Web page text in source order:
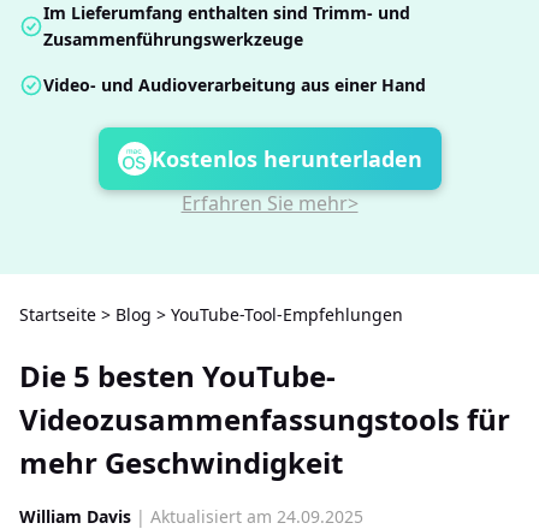
Im Lieferumfang enthalten sind Trimm- und
Zusammenführungswerkzeuge
Video- und Audioverarbeitung aus einer Hand
Kostenlos herunterladen
Erfahren Sie mehr>
Startseite > Blog > YouTube-Tool-Empfehlungen
Die 5 besten YouTube-
Videozusammenfassungstools für
mehr Geschwindigkeit
William Davis | Aktualisiert am 24.09.2025